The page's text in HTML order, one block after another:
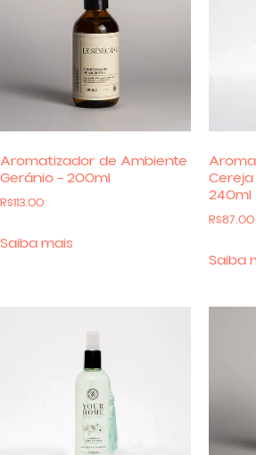
Aromatizador de Ambiente
Gerânio – 200ml
R$113.00
Saiba mais
Cereja
240ml
R$87.00
Saiba